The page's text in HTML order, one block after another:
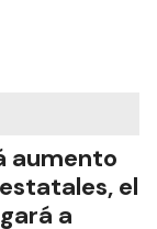
aumento
el
a